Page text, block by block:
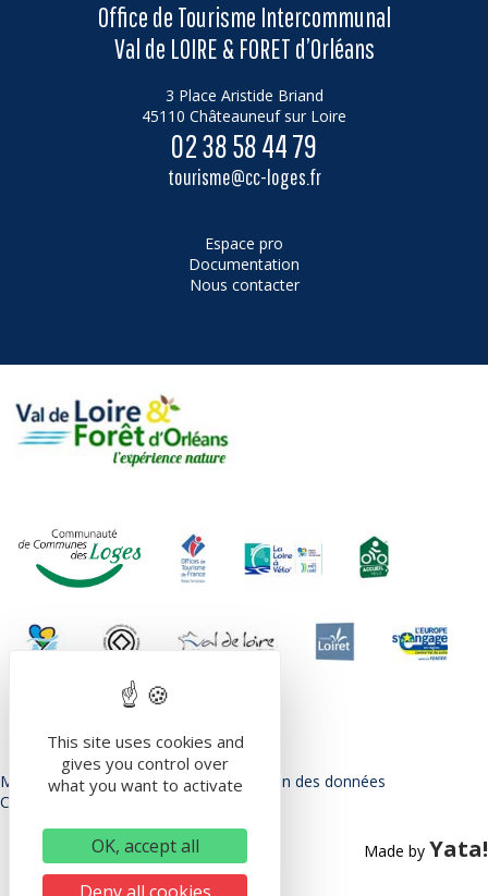
Office de Tourisme Intercommunal
Val de LOIRE & FORET d’Orléans
3 Place Aristide Briand
45110 Châteauneuf sur Loire
02 38 58 44 79
tourisme@cc-loges.fr
Espace pro
Documentation
Nous contacter
Mentions légales
Politique de protection des données
Conditions Générales d’utilisation
Made by Yata!
This site uses cookies and
gives you control over
what you want to activate
OK, accept all